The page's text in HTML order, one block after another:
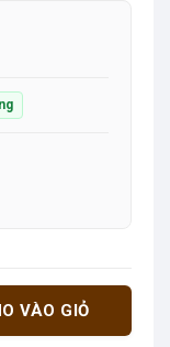
VÀO GIỎ